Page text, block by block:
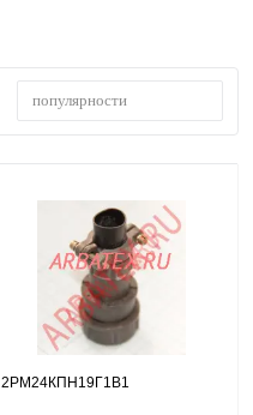
популярности
2РМ24КПН19Г1В1